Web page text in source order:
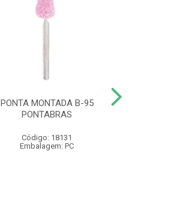
PONTA MONTADA B-95
PONTABRAS
Código: 18131
Embalagem: PC